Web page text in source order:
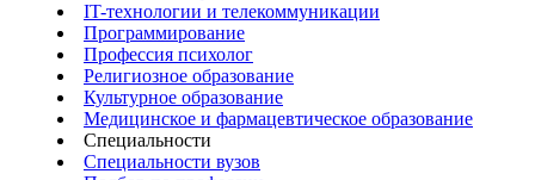
IT-технологии и телекоммуникации
Программирование
Профессия психолог
Религиозное образование
Культурное образование
Медицинское и фармацевтическое образование
Специальности
Специальности вузов